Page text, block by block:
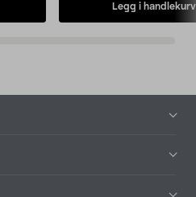
Legg i handlekurv